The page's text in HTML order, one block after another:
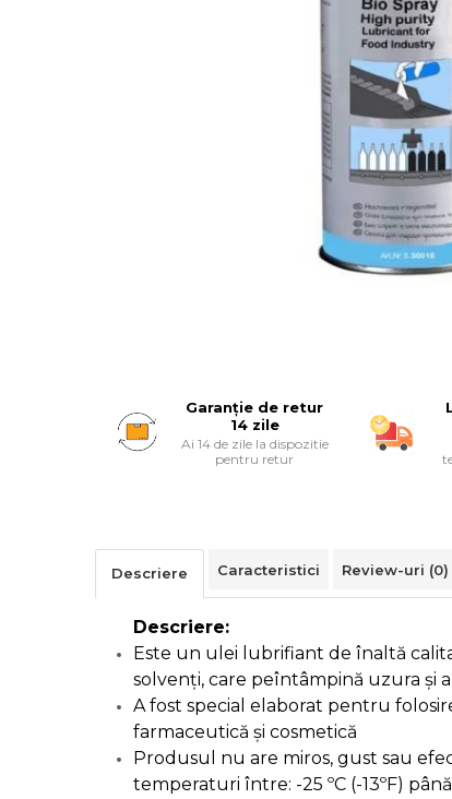
Sisteme de Supraveghere &
Accesorii Laptop & PC
Aparate de Curatat cu
Cutii Depozitare
Garanție de retur
14 zile
Ai 14 de zile la dispozitie
pentru retur
Descriere Caracteristici Review-uri (0)
Descriere:
Este un ulei lubrifiant de înaltă
solvenți, care peîntâmpină uzura și
A fost special elaborat pentru
farmaceutică și cosmetică
Produsul nu are miros, gust sau
temperaturi între: -25 ºC (-13ºF) până